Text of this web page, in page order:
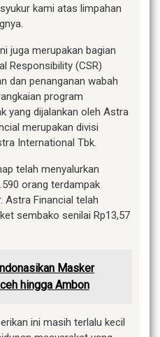
kami atas limpahan
juga merupakan bagian
Responsibility (CSR)
dan penanganan wabah
program
yang dijalankan oleh Astra
merupakan divisi
International Tbk.
telah menyalurkan
orang terdampak
Astra Financial telah
sembako senilai Rp13,57
Masker
hingga Ambon
ini masih terlalu kecil